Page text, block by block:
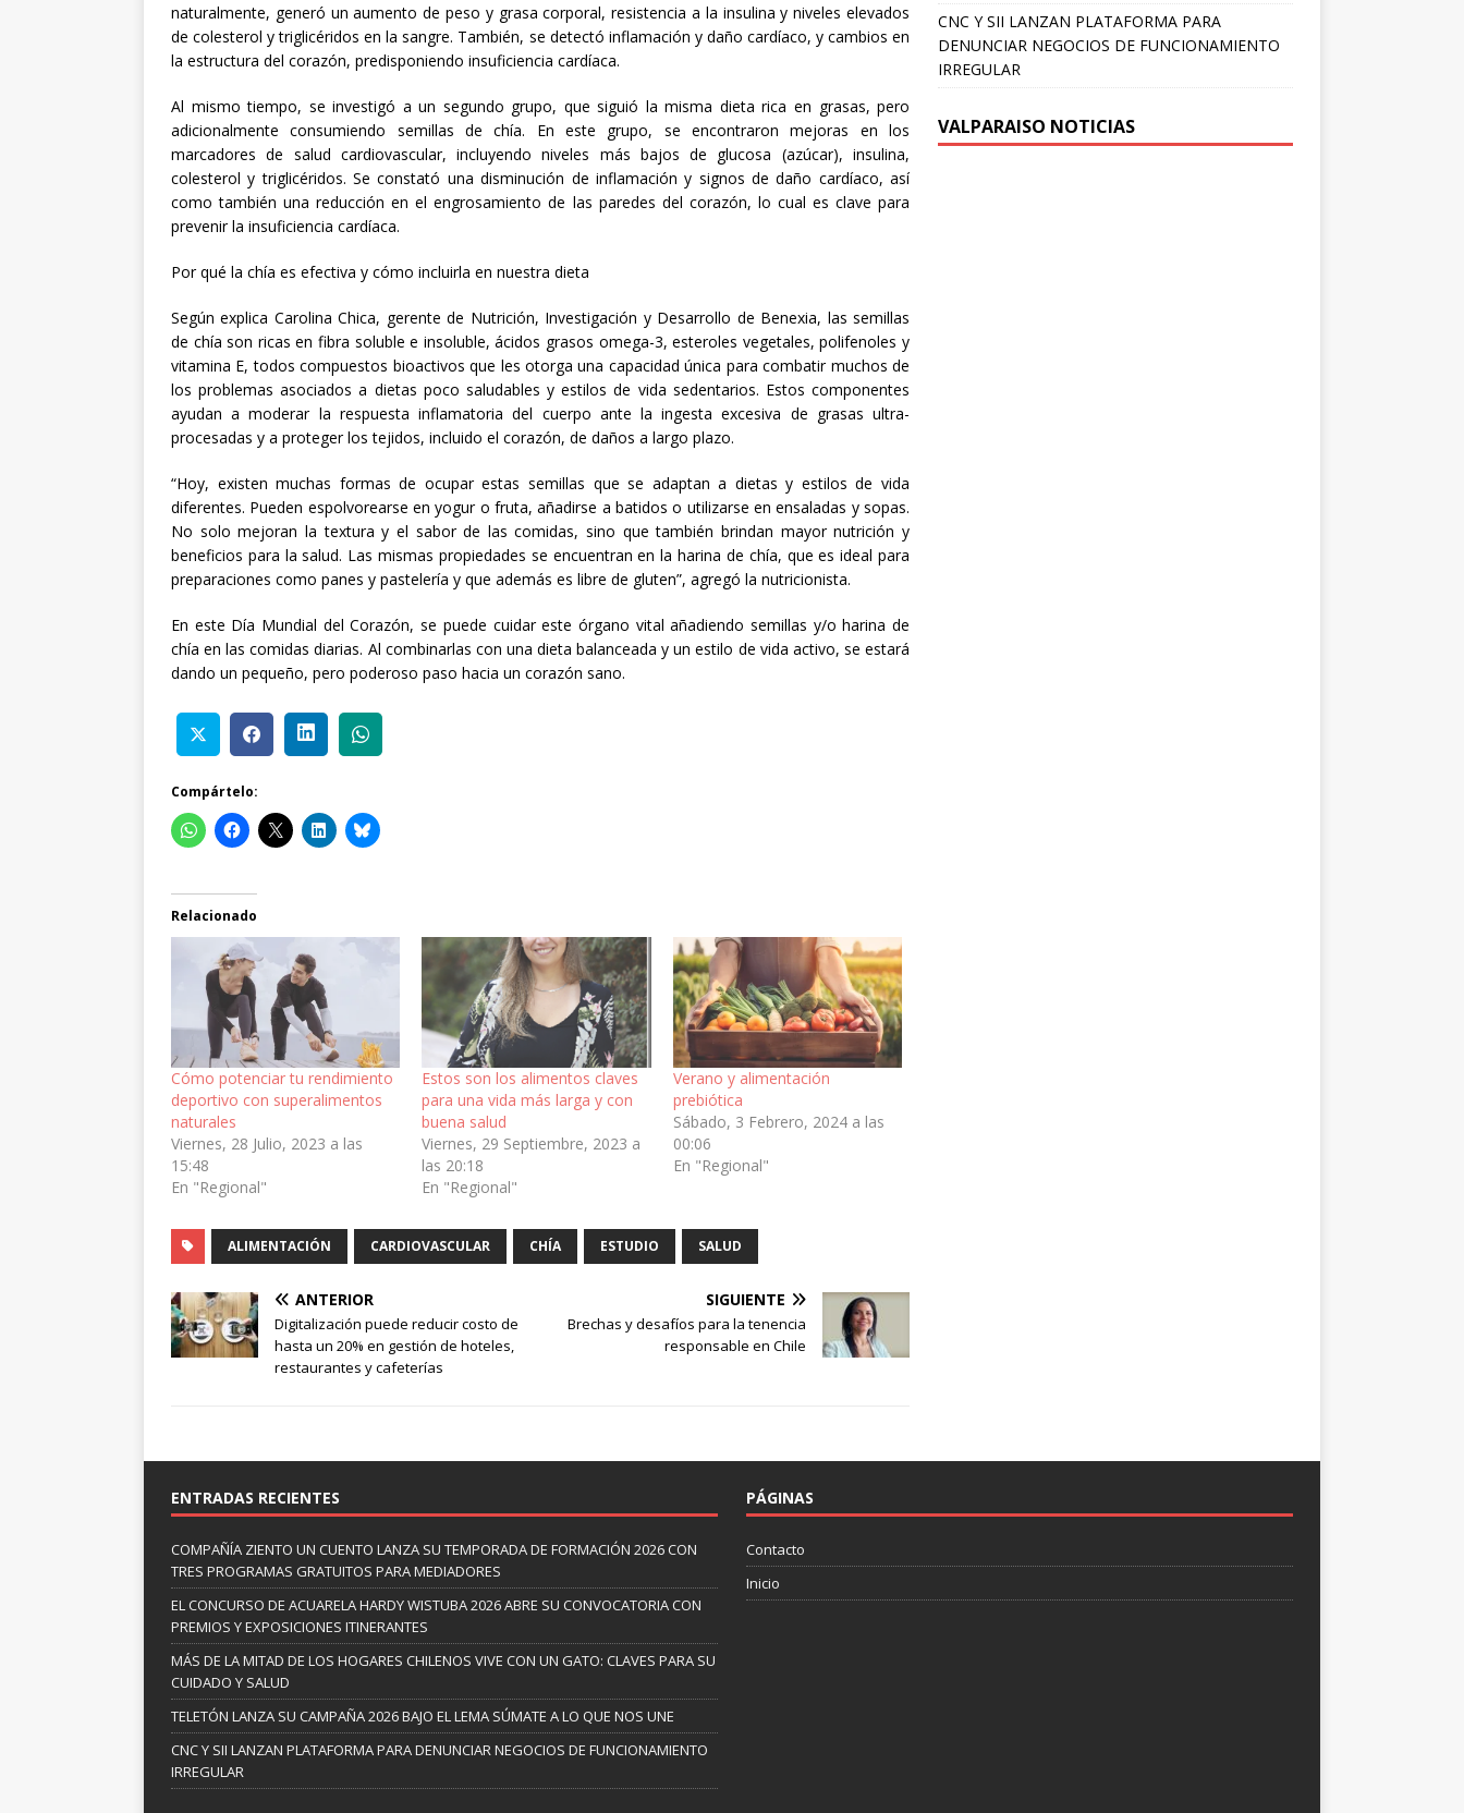
naturalmente, generó un aumento de peso y grasa corporal, resistencia a la insulina y niveles elevados
de colesterol y triglicéridos en la sangre. También, se detectó inflamación y daño cardíaco, y cambios en
la estructura del corazón, predisponiendo insuficiencia cardíaca.
Al mismo tiempo, se investigó a un segundo grupo, que siguió la misma dieta rica en grasas, pero
adicionalmente consumiendo semillas de chía. En este grupo, se encontraron mejoras en los
marcadores de salud cardiovascular, incluyendo niveles más bajos de glucosa (azúcar), insulina,
colesterol y triglicéridos. Se constató una disminución de inflamación y signos de daño cardíaco, así
como también una reducción en el engrosamiento de las paredes del corazón, lo cual es clave para
prevenir la insuficiencia cardíaca.
Por qué la chía es efectiva y cómo incluirla en nuestra dieta
Según explica Carolina Chica, gerente de Nutrición, Investigación y Desarrollo de Benexia, las semillas
de chía son ricas en fibra soluble e insoluble, ácidos grasos omega-3, esteroles vegetales, polifenoles y
vitamina E, todos compuestos bioactivos que les otorga una capacidad única para combatir muchos de
los problemas asociados a dietas poco saludables y estilos de vida sedentarios. Estos componentes
ayudan a moderar la respuesta inflamatoria del cuerpo ante la ingesta excesiva de grasas ultra-
procesadas y a proteger los tejidos, incluido el corazón, de daños a largo plazo.
“Hoy, existen muchas formas de ocupar estas semillas que se adaptan a dietas y estilos de vida
diferentes. Pueden espolvorearse en yogur o fruta, añadirse a batidos o utilizarse en ensaladas y sopas.
No solo mejoran la textura y el sabor de las comidas, sino que también brindan mayor nutrición y
beneficios para la salud. Las mismas propiedades se encuentran en la harina de chía, que es ideal para
preparaciones como panes y pastelería y que además es libre de gluten”, agregó la nutricionista.
En este Día Mundial del Corazón, se puede cuidar este órgano vital añadiendo semillas y/o harina de
chía en las comidas diarias. Al combinarlas con una dieta balanceada y un estilo de vida activo, se estará
dando un pequeño, pero poderoso paso hacia un corazón sano.
Compártelo:
Relacionado
Cómo potenciar tu rendimiento
deportivo con superalimentos
naturales
Viernes, 28 Julio, 2023 a las
15:48
En "Regional"
Estos son los alimentos claves
para una vida más larga y con
buena salud
Viernes, 29 Septiembre, 2023 a
las 20:18
En "Regional"
Verano y alimentación
prebiótica
Sábado, 3 Febrero, 2024 a las
00:06
En "Regional"
ALIMENTACIÓN CARDIOVASCULAR CHÍA ESTUDIO SALUD
ANTERIOR
Digitalización puede reducir costo de
hasta un 20% en gestión de hoteles,
restaurantes y cafeterías
SIGUIENTE
Brechas y desafíos para la tenencia
responsable en Chile
CNC Y SII LANZAN PLATAFORMA PARA
DENUNCIAR NEGOCIOS DE FUNCIONAMIENTO
IRREGULAR
VALPARAISO NOTICIAS
ENTRADAS RECIENTES
COMPAÑÍA ZIENTO UN CUENTO LANZA SU TEMPORADA DE FORMACIÓN 2026 CON
TRES PROGRAMAS GRATUITOS PARA MEDIADORES
EL CONCURSO DE ACUARELA HARDY WISTUBA 2026 ABRE SU CONVOCATORIA CON
PREMIOS Y EXPOSICIONES ITINERANTES
MÁS DE LA MITAD DE LOS HOGARES CHILENOS VIVE CON UN GATO: CLAVES PARA SU
CUIDADO Y SALUD
TELETÓN LANZA SU CAMPAÑA 2026 BAJO EL LEMA SÚMATE A LO QUE NOS UNE
CNC Y SII LANZAN PLATAFORMA PARA DENUNCIAR NEGOCIOS DE FUNCIONAMIENTO
IRREGULAR
PÁGINAS
Contacto
Inicio